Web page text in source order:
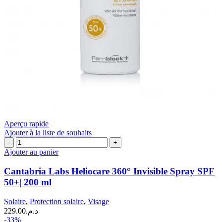
Aperçu rapide
Ajouter à la liste de souhaits
quantité
de
Cantabria
Labs
Heliocare
360°
Spray
SPF
Ajouter au panier
Cantabria Labs Heliocare 360° Invisible Spray SPF
50+| 200 ml
Solaire, Protection solaire, Visage
د.م.229.00
-33%